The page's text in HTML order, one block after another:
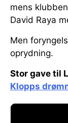
mens
David Raya
Men
oprydning.
Stor gave til
Klopps